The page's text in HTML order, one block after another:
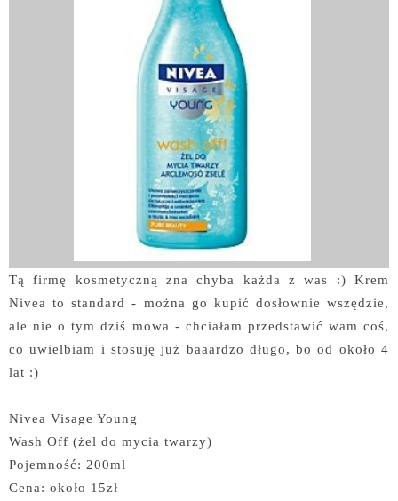
Tą firmę kosmetyczną zna chyba każda z was :) Krem
Nivea to standard - można go kupić dosłownie wszędzie,
ale nie o tym dziś mowa - chciałam przedstawić wam coś,
co uwielbiam i stosuję już baaardzo długo, bo od około 4
lat :)
Nivea Visage Young
Wash Off (żel do mycia twarzy)
Pojemność: 200ml
Cena: około 15zł